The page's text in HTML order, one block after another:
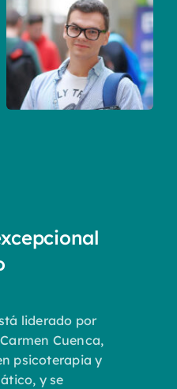
liderado por
Cuenca,
psicoterapia y
y se